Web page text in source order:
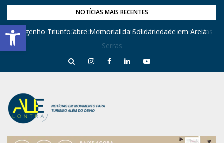
Barra de Ferramentas Aberta
NOTÍCIAS MAIS RECENTES
Dona Inês recebe Geraldo Azevedo no Festival de Inverno das
Serras
Engenho Triunfo abre Memorial da Solidariedade em Areia